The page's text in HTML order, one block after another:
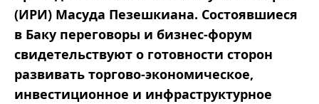
(ИРИ) Масуда Пезешкиана. Состоявшиеся
в Баку переговоры и бизнес-форум
свидетельствуют о готовности сторон
развивать торгово-экономическое,
инвестиционное и инфраструктурное